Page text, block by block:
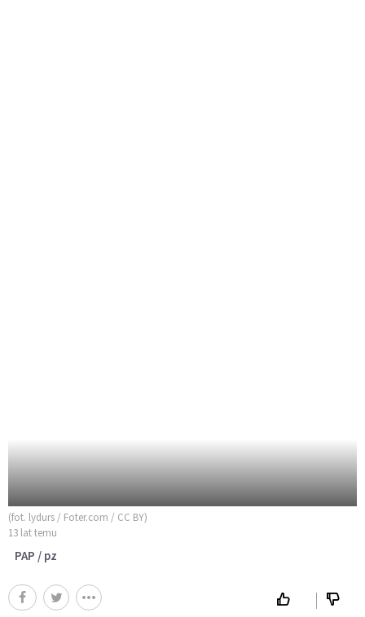
(fot. lydurs / Foter.com / CC BY)
13 lat temu
PAP / pz